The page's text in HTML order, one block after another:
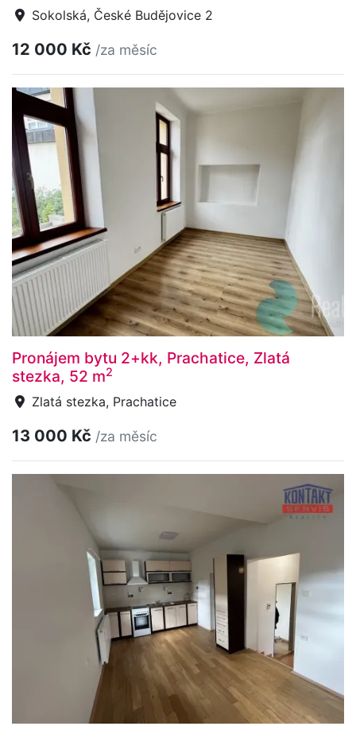
Sokolská, České Budějovice 2
12 000 Kč /za měsíc
Pronájem bytu 2+kk, Prachatice, Zlatá
stezka, 52 m2
Zlatá stezka, Prachatice
13 000 Kč /za měsíc